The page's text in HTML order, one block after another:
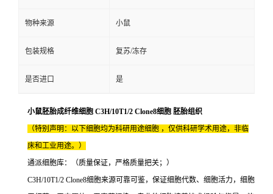
物种来源 小鼠
包装规格 复苏/冻存
是否进口 是
小鼠胚胎成纤维细胞 C3H/10T1/2 Clone8细胞 胚胎组织
（特别声明：以下细胞均为科研用途细胞 ，仅供科研学术用途，非临
床和工业用途。）
通派细胞库：（质量保证，严格质量把关；）
C3H/10T1/2 Clone8细胞来源可靠可鉴，保证细胞代数、细胞活力，细胞